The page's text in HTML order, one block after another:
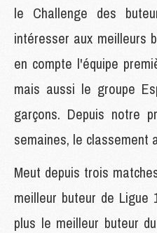
le Challenge des
intéresser aux meilleurs
en compte l'équipe
mais aussi le groupe
garçons. Depuis notre
semaines, le classement
Meut depuis trois
meilleur buteur de Ligue
plus le meilleur buteur